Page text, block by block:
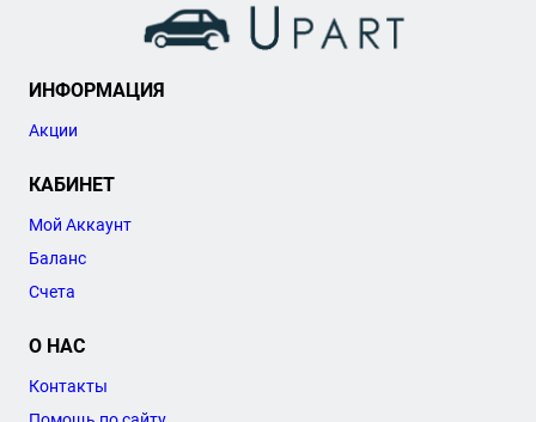
ИНФОРМАЦИЯ
Акции
КАБИНЕТ
Мой Аккаунт
Баланс
Счета
О НАС
Контакты